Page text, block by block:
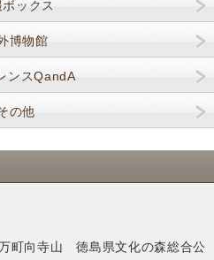
ックス
博物館
ンスQandA
の他
町向寺山 徳島県文化の森総合公